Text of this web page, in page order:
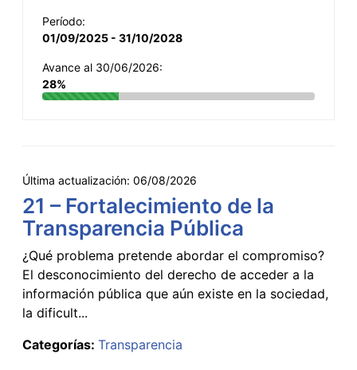
Período:
01/09/2025 - 31/10/2028
Avance al 30/06/2026:
28%
Última actualización: 06/08/2026
21 – Fortalecimiento de la
Transparencia Pública
¿Qué problema pretende abordar el compromiso?
El desconocimiento del derecho de acceder a la
información pública que aún existe en la sociedad,
la dificult...
Categorías: Transparencia